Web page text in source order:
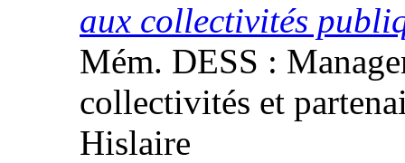
aux collectivités
Mém. DESS :
collectivités et
Hislaire